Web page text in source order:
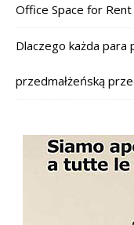
Office Space for
Dlaczego każda para
przedmałżeńską